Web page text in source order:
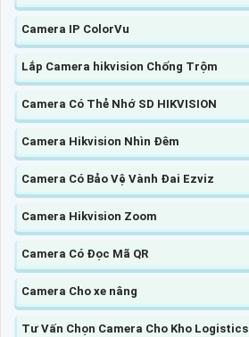
Camera IP ColorVu
Lắp Camera hikvision Chống Trộm
Camera Có Thẻ Nhớ SD HIKVISION
Camera Hikvision Nhìn Đêm
Camera Có Bảo Vệ Vành Đai Ezviz
Camera Hikvision Zoom
Camera Có Đọc Mã QR
Camera Cho xe nâng
Tư Vấn Chọn Camera Cho Kho Logistics